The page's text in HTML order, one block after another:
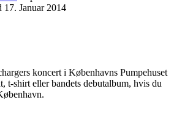
17. Januar 2014
koncert i Københavns Pumpehuset
t-shirt eller bandets debutalbum, hvis du